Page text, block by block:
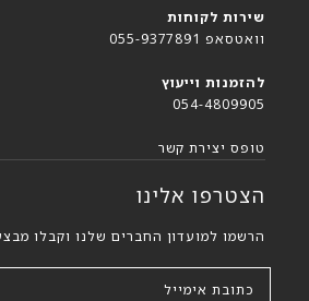
שירות לקוחות
וואטסאפ 055-9377891
להזמנות וייעוץ
054-4809905
טופס יצירת קשר
הצטרפו אלינו
הרשמו למועדון החברים שלנו וקבלו
כתובת אימייל